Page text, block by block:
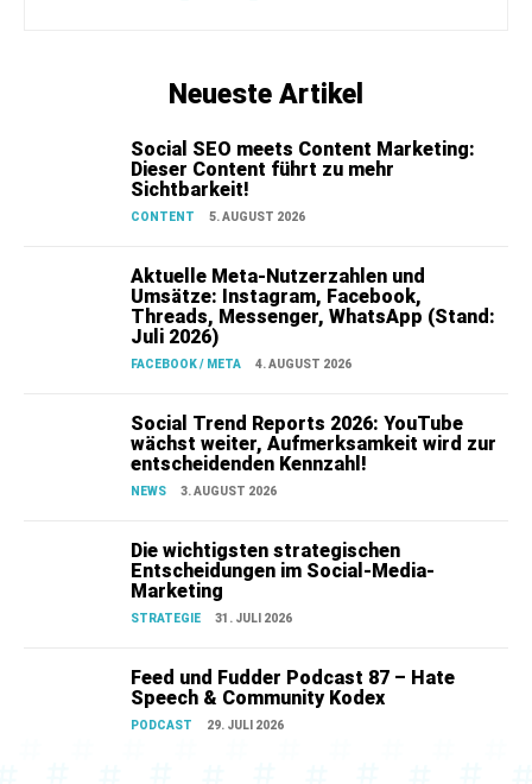
Neueste Artikel
Social SEO meets Content Marketing:
Dieser Content führt zu mehr
Sichtbarkeit!
CONTENT 5. AUGUST 2026
Aktuelle Meta-Nutzerzahlen und
Umsätze: Instagram, Facebook,
Threads, Messenger, WhatsApp (Stand:
Juli 2026)
FACEBOOK / META 4. AUGUST 2026
Social Trend Reports 2026: YouTube
wächst weiter, Aufmerksamkeit wird zur
entscheidenden Kennzahl!
NEWS 3. AUGUST 2026
Die wichtigsten strategischen
Entscheidungen im Social-Media-
Marketing
STRATEGIE 31. JULI 2026
Feed und Fudder Podcast 87 – Hate
Speech & Community Kodex
PODCAST 29. JULI 2026